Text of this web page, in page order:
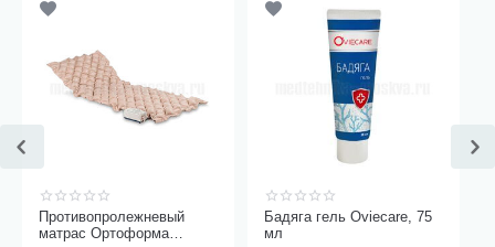
Противопролежневый
матрас Ортоформа
Бадяга гель Oviecare, 75
мл